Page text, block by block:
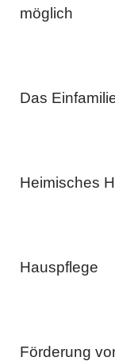
möglich
Das
Heimisches
Hauspflege
Förderung